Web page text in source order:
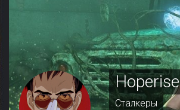
Hoperise
Сталкеры